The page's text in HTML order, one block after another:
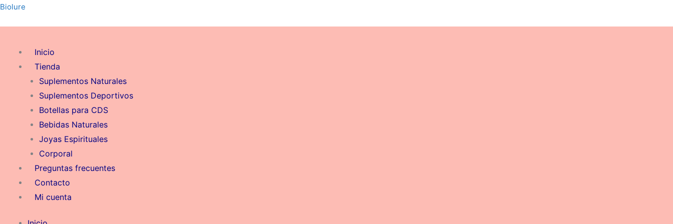
Ir
Biolure
Inicio
Tienda
Suplementos Naturales
Suplementos Deportivos
Botellas para CDS
Bebidas Naturales
Joyas Espirituales
Corporal
Preguntas frecuentes
Contacto
Mi cuenta